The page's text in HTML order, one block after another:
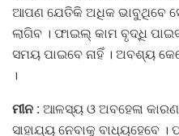
ଆପଣ ଯେତିକି ଅଧିକ ଭାବୁଥିବେ
ଲାଗିବ । ଫାଇଲ୍‌ କାମ ବୃଦ୍ଧି
ସମୟ ପାଇବେ ନାହିଁ । ଅବଶ୍ୟ
।
ମୀନ : ଆଳସ୍ୟ ଓ ଅବହେଳା
ସାହାଯ୍ୟ ନେବାକୁ ବାଧ୍ୟହେବେ